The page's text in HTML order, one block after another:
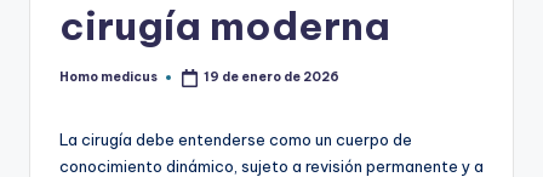
cirugía moderna
Publicado
Homo medicus 19 de enero de 2026
La cirugía debe entenderse como un cuerpo de
conocimiento dinámico, sujeto a revisión permanente y a